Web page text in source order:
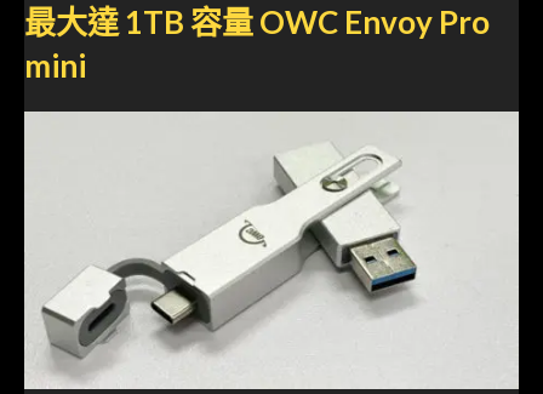
最大達 1TB 容量 OWC Envoy Pro
mini